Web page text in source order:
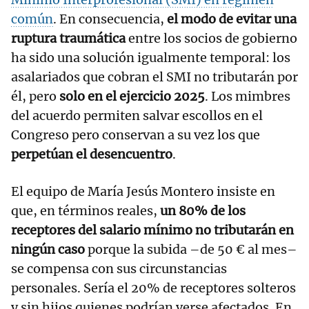
común. En consecuencia, el modo de evitar una
ruptura traumáticaentre los socios de gobierno
ha sido una solución igualmente temporal: los
asalariados que cobran el SMI no tributarán por
él, pero solo en el ejercicio 2025. Los mimbres
del acuerdo permiten salvar escollos en el
Congreso pero conservan a su vez los que
perpetúan el desencuentro.
El equipo de María Jesús Montero insiste en
que, en términos reales, un 80% de los
receptores del salario mínimo no tributarán en
ningún casoporque la subida –de 50 € al mes–
se compensa con sus circunstancias
personales. Sería el 20% de receptores solteros